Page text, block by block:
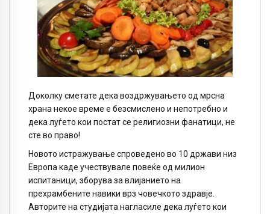
Доколку сметате дека воздржувањето од мрсна
храна некое време е безсмислено и непотребно и
дека луѓето кои постат се религиозни фанатици, не
сте во право!
Новото истражување спроведено во 10 држави низ
Европа каде учествувале повеќе од милион
испитаници, зборува за влијанието на
прехрамбените навики врз човечкото здравје.
Авторите на студијата нагласиле дека луѓето кои